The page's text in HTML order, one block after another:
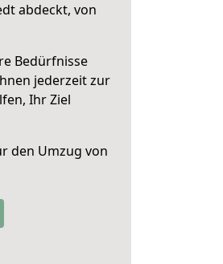
abdeckt, von
Bedürfnisse
jederzeit zur
Ihr Ziel
den Umzug von